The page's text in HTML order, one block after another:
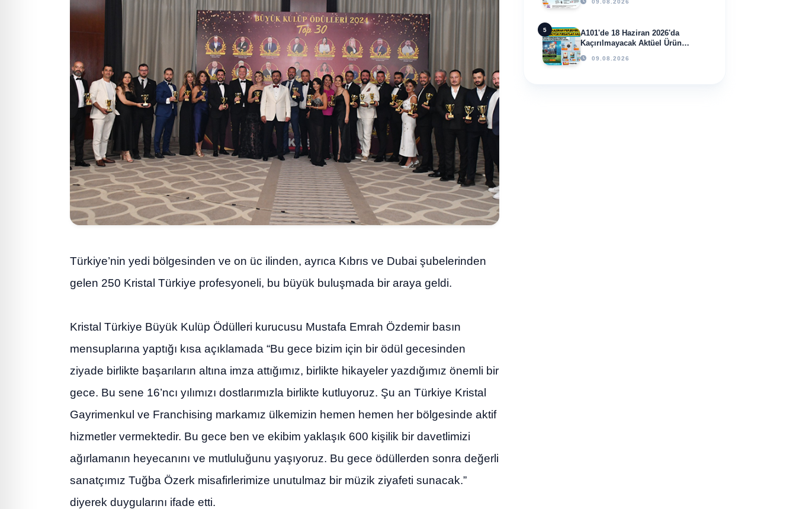
Türkiye’nin yedi bölgesinden ve on üc ilinden, ayrıca Kıbrıs ve Dubai şubelerinden
gelen 250 Kristal Türkiye profesyoneli, bu büyük buluşmada bir araya geldi.
Kristal Türkiye Büyük Kulüp Ödülleri kurucusu Mustafa Emrah Özdemir basın
mensuplarına yaptığı kısa açıklamada “Bu gece bizim için bir ödül gecesinden
ziyade birlikte başarıların altına imza attığımız, birlikte hikayeler yazdığımız önemli bir
gece. Bu sene 16’ncı yılımızı dostlarımızla birlikte kutluyoruz. Şu an Türkiye Kristal
Gayrimenkul ve Franchising markamız ülkemizin hemen hemen her bölgesinde aktif
hizmetler vermektedir. Bu gece ben ve ekibim yaklaşık 600 kişilik bir davetlimizi
ağırlamanın heyecanını ve mutluluğunu yaşıyoruz. Bu gece ödüllerden sonra değerli
sanatçımız Tuğba Özerk misafirlerimize unutulmaz bir müzik ziyafeti sunacak.”
diyerek duygularını ifade etti.
09.08.2026
5
A101'de 18 Haziran 2026'da
Kaçırılmayacak Aktüel Ürün
Fırsatları!
09.08.2026